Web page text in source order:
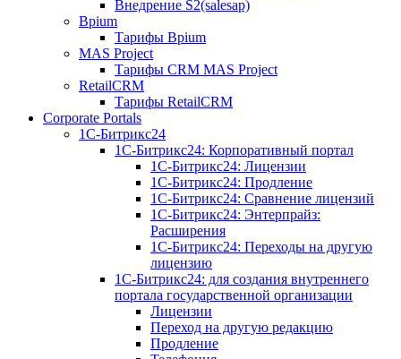
Внедрение S2(salesap)
Bpium
Тарифы Bpium
MAS Project
Тарифы CRM MAS Project
RetailCRM
Тарифы RetailCRM
Corporate Portals
1С-Битрикс24
1С-Битрикс24: Корпоративный портал
1С-Битрикс24: Лицензии
1С-Битрикс24: Продление
1С-Битрикс24: Сравнение лицензий
1С-Битрикс24: Энтерпрайз:
Расширения
1С-Битрикс24: Переходы на другую
лицензию
1C-Битрикс24: для создания внутреннего
портала государственной организации
Лицензии
Переход на другую редакцию
Продление